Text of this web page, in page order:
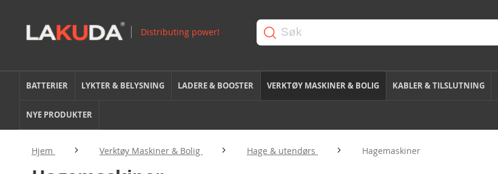
BATTERIER LYKTER & BELYSNING LADERE & BOOSTER VERKTØY MASKINER & BOLIG KABLER & TILSLUTNING
NYE PRODUKTER
Hjem Verktøy Maskiner & Bolig Hage & utendørs Hagemaskiner